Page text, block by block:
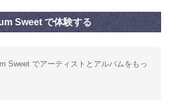
Sweet で体験する
Sweet でアーティストとアルバムをもっ